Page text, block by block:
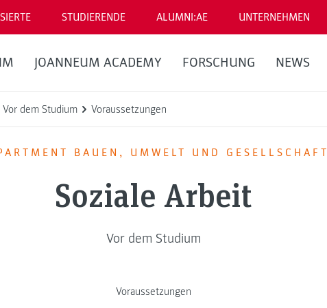
STUDIERENDE ALUMNI:AE UNTERNEHMEN
JOANNEUM ACADEMY FORSCHUNG NEWS
Vor dem Studium Voraussetzungen
BAUEN, UMWELT UND GESELLSCHAFT
Soziale Arbeit
Vor dem Studium
Voraussetzungen